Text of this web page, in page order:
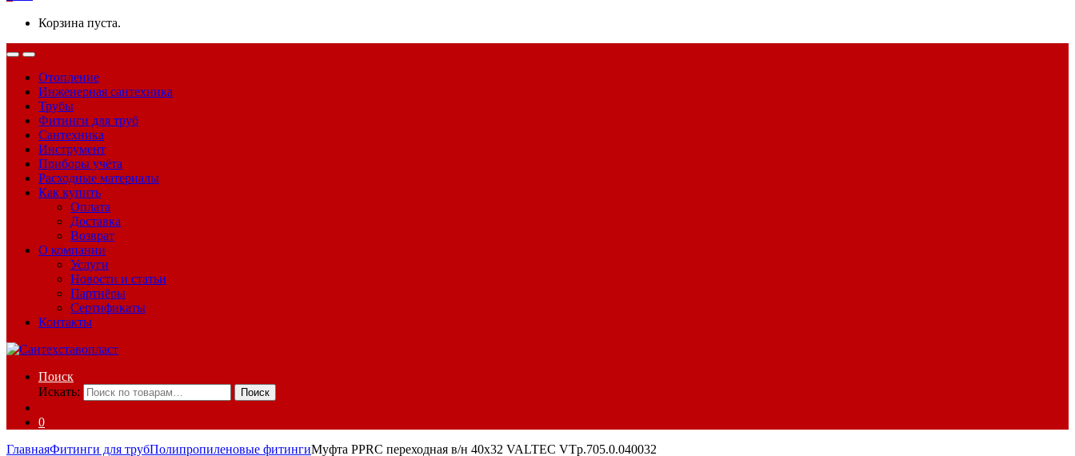
Корзина пуста.
Отопление
Инженерная сантехника
Трубы
Фитинги для труб
Сантехника
Инструмент
Приборы учёта
Расходные материалы
Как купить
Оплата
Доставка
Возврат
О компании
Услуги
Новости и статьи
Партнёры
Сертификаты
Контакты
Поиск
Искать:
Поиск
0
ГлавнаяФитинги для трубПолипропиленовые фитингиМуфта PPRC переходная в/н 40х32 VALTEC VTp.705.0.040032